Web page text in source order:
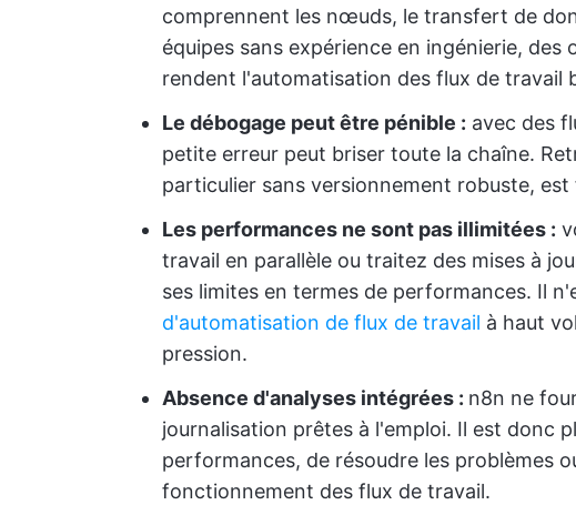
comprennent les nœuds, le transfert de
équipes sans expérience en ingénierie, des
rendent l'automatisation des flux de travail
Le débogage peut être pénible : avec des
petite erreur peut briser toute la chaîne.
particulier sans versionnement robuste,
Les performances ne sont pas illimitées :
travail en parallèle ou traitez des mises à
ses limites en termes de performances. Il
d'automatisation de flux de travail à haut
pression.
Absence d'analyses intégrées : n8n ne
journalisation prêtes à l'emploi. Il est donc
performances, de résoudre les problèmes
fonctionnement des flux de travail.